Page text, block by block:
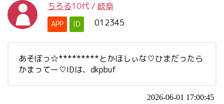
ちろる10代 / 岐阜
APP ID 012345
あそぼっ☆*********とかほしぃな♡ひまだったら
かまってー♡IDは、dkpbuf
2026-06-01 17:00:45